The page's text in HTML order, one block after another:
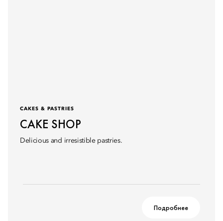
CAKES & PASTRIES
CAKE SHOP
Delicious and irresistible pastries.
Подробнее